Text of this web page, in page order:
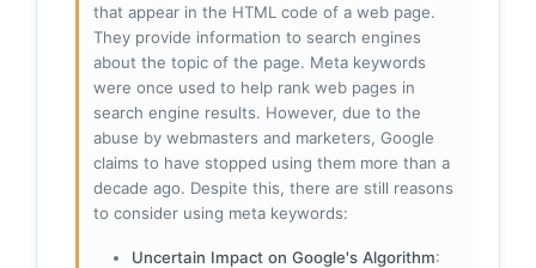
that appear in the HTML code of a web page.
They provide information to search engines
about the topic of the page. Meta keywords
were once used to help rank web pages in
search engine results. However, due to the
abuse by webmasters and marketers, Google
claims to have stopped using them more than a
decade ago. Despite this, there are still reasons
to consider using meta keywords:
Uncertain Impact on Google's Algorithm: